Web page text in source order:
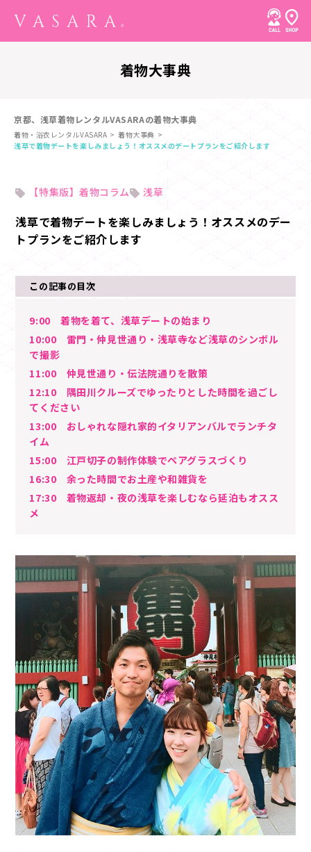
着物大事典
京都、浅草着物レンタルVASARAの着物大事典
着物・浴衣レンタルVASARA
着物大事典
浅草で着物デートを楽しみましょう！オススメのデートプランをご紹介します
【特集版】着物コラム 浅草
浅草で着物デートを楽しみましょう！オススメのデー
トプランをご紹介します
この記事の目次
9:00 着物を着て、浅草デートの始まり
10:00 雷門・仲見世通り・浅草寺など浅草のシンボル
で撮影
11:00 仲見世通り・伝法院通りを散策
12:10 隅田川クルーズでゆったりとした時間を過ごし
てください
13:00 おしゃれな隠れ家的イタリアンバルでランチタ
イム
15:00 江戸切子の制作体験でペアグラスづくり
16:30 余った時間でお土産や和雑貨を
17:30 着物返却・夜の浅草を楽しむなら延泊もオスス
メ